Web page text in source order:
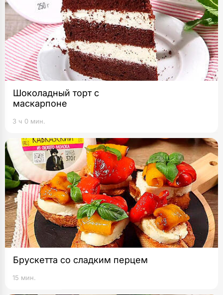
Шоколадный торт с
маскарпоне
3 ч 0 мин.
Брускетта со сладким перцем
15 мин.